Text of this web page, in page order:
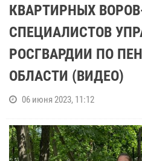
КВАРТИРНЫХ
СПЕЦИАЛИСТОВ
РОСГВАРДИИ ПО
ОБЛАСТИ (ВИДЕО)
06 июня 2023, 11:12